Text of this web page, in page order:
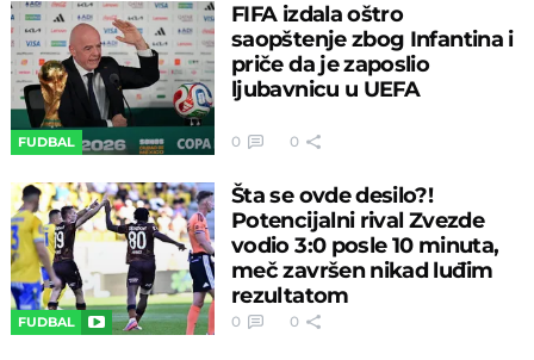
FUDBAL
FIFA izdala oštro
saopštenje zbog Infantina i
priče da je zaposlio
ljubavnicu u UEFA
0 0
FUDBAL
Šta se ovde desilo?!
Potencijalni rival Zvezde
vodio 3:0 posle 10 minuta,
meč završen nikad luđim
rezultatom
0 0